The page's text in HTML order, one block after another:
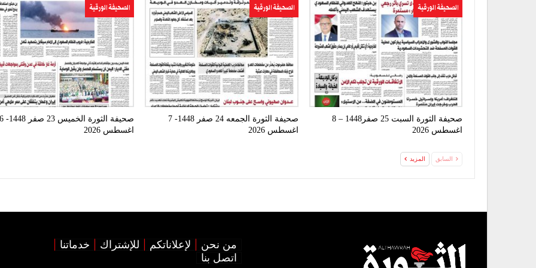
الصحيفة الورقية
صحيفة الثورة السبت 25 صفر1448 – 8
اغسطس 2026
الصحيفة الورقية
صحيفة الثورة الجمعه 24 صفر 1448- 7
اغسطس 2026
الصحيفة الورقية
صحيفة الثورة الخميس 23 صفر 1448- 6
اغسطس 2026
السابق المزيد
من نحن لإعلاناتكم للإشتراك
خدماتنا
اتصل بنا